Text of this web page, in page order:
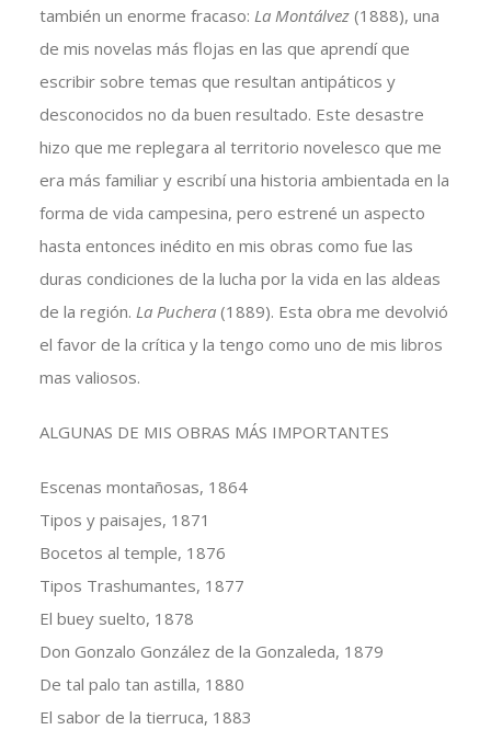
también un enorme fracaso: La Montálvez (1888), una
de mis novelas más flojas en las que aprendí que
escribir sobre temas que resultan antipáticos y
desconocidos no da buen resultado. Este desastre
hizo que me replegara al territorio novelesco que me
era más familiar y escribí una historia ambientada en la
forma de vida campesina, pero estrené un aspecto
hasta entonces inédito en mis obras como fue las
duras condiciones de la lucha por la vida en las aldeas
de la región. La Puchera(1889). Esta obra me devolvió
el favor de la crítica y la tengo como uno de mis libros
mas valiosos.
ALGUNAS DE MIS OBRAS MÁS IMPORTANTES
Escenas montañosas, 1864
Tipos y paisajes, 1871
Bocetos al temple, 1876
Tipos Trashumantes, 1877
El buey suelto, 1878
Don Gonzalo González de la Gonzaleda, 1879
De tal palo tan astilla, 1880
El sabor de la tierruca, 1883